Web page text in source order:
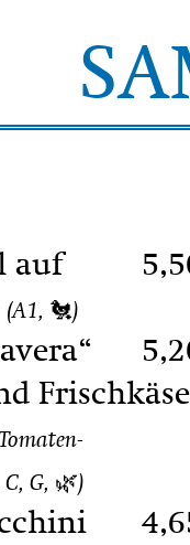
auf
(A1, 🐔)
Frischkäse
G, 🌿)